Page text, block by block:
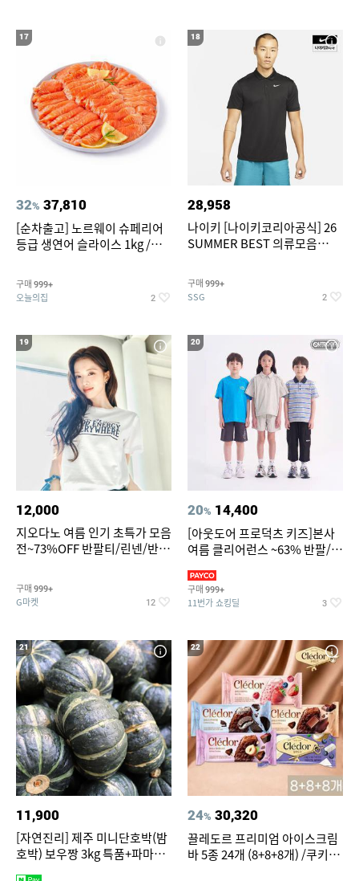
17
32% 37,810
[순차출고] 노르웨이 슈페리어
등급 생연어 슬라이스 1kg /
구매 999+
오늘의집 2
18
28,958
나이키 [나이키코리아공식] 26
SUMMER BEST 의류모음
구매 999+
SSG 2
19
12,000
지오다노 여름 인기 초특가 모음
전~73%OFF 반팔티/린넨/반바
구매 999+
G마켓 12
20
20% 14,400
[아웃도어 프로덕츠 키즈]본사
여름 클리어런스 ~63% 반팔/반
구매 999+
11번가 쇼킹딜 3
21
11,900
[자연진리] 제주 미니단호박(밤
호박) 보우짱 3kg 특품+파마산
22
24% 30,320
끌레도르 프리미엄 아이스크림
바 5종 24개 (8+8+8개) /쿠키앤